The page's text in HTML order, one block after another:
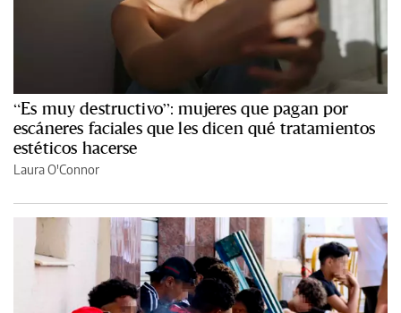
“Es muy destructivo”: mujeres que pagan por
escáneres faciales que les dicen qué tratamientos
estéticos hacerse
Laura O'Connor